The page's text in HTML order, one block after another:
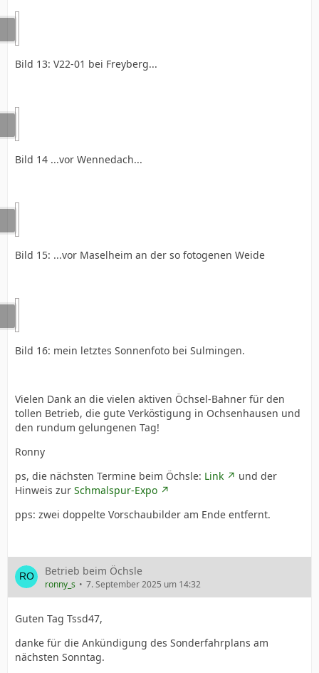
Bild 13: V22-01 bei Freyberg...
Bild 14 ...vor Wennedach...
Bild 15: ...vor Maselheim an der so fotogenen Weide
Bild 16: mein letztes Sonnenfoto bei Sulmingen.
Vielen Dank an die vielen aktiven Öchsel-Bahner für den
tollen Betrieb, die gute Verköstigung in Ochsenhausen und
den rundum gelungenen Tag!
Ronny
ps, die nächsten Termine beim Öchsle: Link
und der
Hinweis zur Schmalspur-Expo
pps: zwei doppelte Vorschaubilder am Ende entfernt.
Betrieb beim Öchsle
ronny_s 7. September 2025 um 14:32
Guten Tag Tssd47,
danke für die Ankündigung des Sonderfahrplans am
nächsten Sonntag.